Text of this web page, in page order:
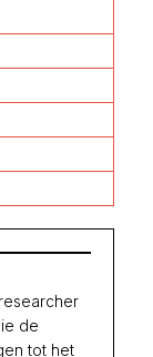
de
tot het